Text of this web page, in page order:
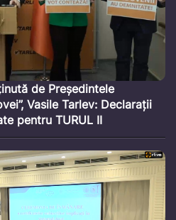
de Președintele
Vasile Tarlev: Declarații
pentru TURUL II